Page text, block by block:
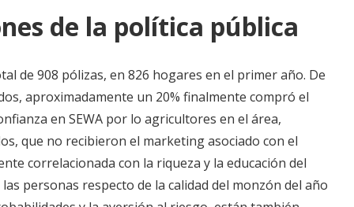
de la política pública
de 908 pólizas, en 826 hogares en el primer año. De
aproximadamente un 20% finalmente compró el
en SEWA por lo agricultores en el área,
que no recibieron el marketing asociado con el
correlacionada con la riqueza y la educación del
personas respecto de la calidad del monzón del año